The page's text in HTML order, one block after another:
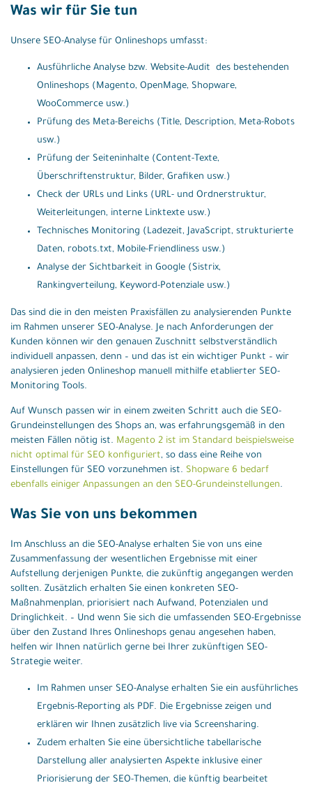
Was wir für Sie tun
Unsere SEO-Analyse für Onlineshops umfasst:
Ausführliche Analyse bzw. Website-Audit des bestehenden
Onlineshops (Magento, OpenMage, Shopware,
WooCommerce usw.)
Prüfung des Meta-Bereichs (Title, Description, Meta-Robots
usw.)
Prüfung der Seiteninhalte (Content-Texte,
Überschriftenstruktur, Bilder, Grafiken usw.)
Check der URLs und Links (URL- und Ordnerstruktur,
Weiterleitungen, interne Linktexte usw.)
Technisches Monitoring (Ladezeit, JavaScript, strukturierte
Daten, robots.txt, Mobile-Friendliness usw.)
Analyse der Sichtbarkeit in Google (Sistrix,
Rankingverteilung, Keyword-Potenziale usw.)
Das sind die in den meisten Praxisfällen zu analysierenden Punkte
im Rahmen unserer SEO-Analyse. Je nach Anforderungen der
Kunden können wir den genauen Zuschnitt selbstverständlich
individuell anpassen, denn – und das ist ein wichtiger Punkt – wir
analysieren jeden Onlineshop manuell mithilfe etablierter SEO-
Monitoring Tools.
Auf Wunsch passen wir in einem zweiten Schritt auch die SEO-
Grundeinstellungen des Shops an, was erfahrungsgemäß in den
meisten Fällen nötig ist. Magento 2 ist im Standard beispielsweise
nicht optimal für SEO konfiguriert, so dass eine Reihe von
Einstellungen für SEO vorzunehmen ist. Shopware 6 bedarf
ebenfalls einiger Anpassungen an den SEO-Grundeinstellungen.
Was Sie von uns bekommen
Im Anschluss an die SEO-Analyse erhalten Sie von uns eine
Zusammenfassung der wesentlichen Ergebnisse mit einer
Aufstellung derjenigen Punkte, die zukünftig angegangen werden
sollten. Zusätzlich erhalten Sie einen konkreten SEO-
Maßnahmenplan, priorisiert nach Aufwand, Potenzialen und
Dringlichkeit. – Und wenn Sie sich die umfassenden SEO-Ergebnisse
über den Zustand Ihres Onlineshops genau angesehen haben,
helfen wir Ihnen natürlich gerne bei Ihrer zukünftigen SEO-
Strategie weiter.
Im Rahmen unser SEO-Analyse erhalten Sie ein ausführliches
Ergebnis-Reporting als PDF. Die Ergebnisse zeigen und
erklären wir Ihnen zusätzlich live via Screensharing.
Zudem erhalten Sie eine übersichtliche tabellarische
Darstellung aller analysierten Aspekte inklusive einer
Priorisierung der SEO-Themen, die künftig bearbeitet